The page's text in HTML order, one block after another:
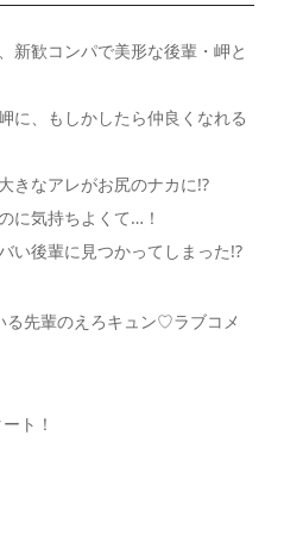
新歓コンパで美形な後輩・岬と
に、もしかしたら仲良くなれる
きなアレがお尻のナカに!?
に気持ちよくて…！
い後輩に見つかってしまった!?
先輩のえろキュン♡ラブコメ
ト！